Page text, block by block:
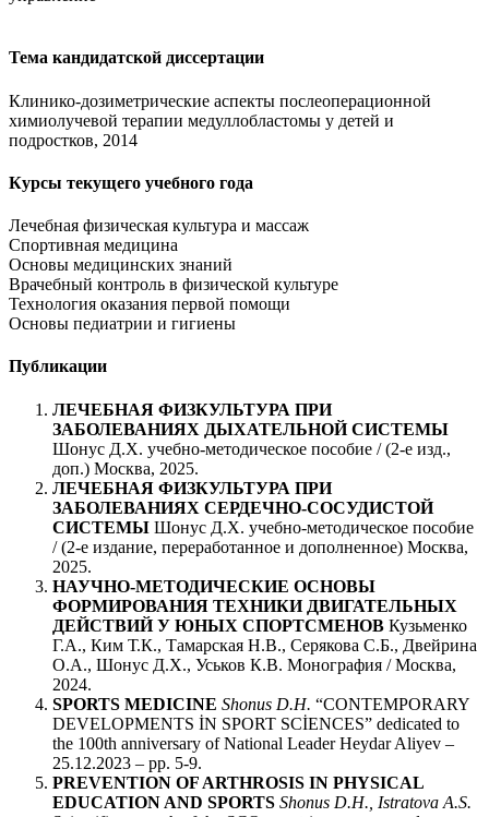
Тема кандидатской диссертации
Клинико-дозиметрические аспекты послеоперационной
химиолучевой терапии медуллобластомы у детей и
подростков, 2014
Курсы текущего учебного года
Лечебная физическая культура и массаж
Спортивная медицина
Основы медицинских знаний
Врачебный контроль в физической культуре
Технология оказания первой помощи
Основы педиатрии и гигиены
Публикации
ЛЕЧЕБНАЯ ФИЗКУЛЬТУРА ПРИ
ЗАБОЛЕВАНИЯХ ДЫХАТЕЛЬНОЙ СИСТЕМЫ
Шонус Д.Х. учебно-методическое пособие / (2-е изд.,
доп.) Москва, 2025.
ЛЕЧЕБНАЯ ФИЗКУЛЬТУРА ПРИ
ЗАБОЛЕВАНИЯХ СЕРДЕЧНО-СОСУДИСТОЙ
СИСТЕМЫ Шонус Д.Х. учебно-методическое пособие
/ (2-е издание, переработанное и дополненное) Москва,
2025.
НАУЧНО-МЕТОДИЧЕСКИЕ ОСНОВЫ
ФОРМИРОВАНИЯ ТЕХНИКИ ДВИГАТЕЛЬНЫХ
ДЕЙСТВИЙ У ЮНЫХ СПОРТСМЕНОВ Кузьменко
Г.А., Ким Т.К., Тамарская Н.В., Серякова С.Б., Двейрина
О.А., Шонус Д.Х., Уськов К.В. Монография / Москва,
2024.
SPORTS MEDICINE Shonus D.H. “CONTEMPORARY
DEVELOPMENTS İN SPORT SCİENCES” dedicated to
the 100th anniversary of National Leader Heydar Aliyev –
25.12.2023 – pp. 5-9.
PREVENTION OF ARTHROSIS IN PHYSICAL
EDUCATION AND SPORTS Shonus D.H., Istratova A.S.